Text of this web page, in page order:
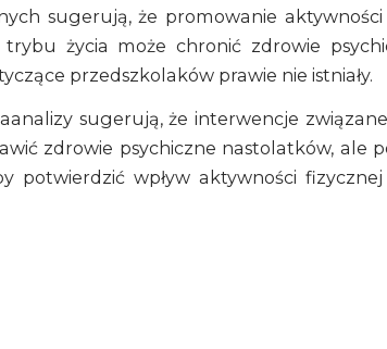
sugerują, że promowanie
trybu życia może chronić zdrowie
przedszkolaków prawie nie istniały.
sugerują, że interwencje
zdrowie psychiczne nastolatków, ale
potwierdzić wpływ aktywności